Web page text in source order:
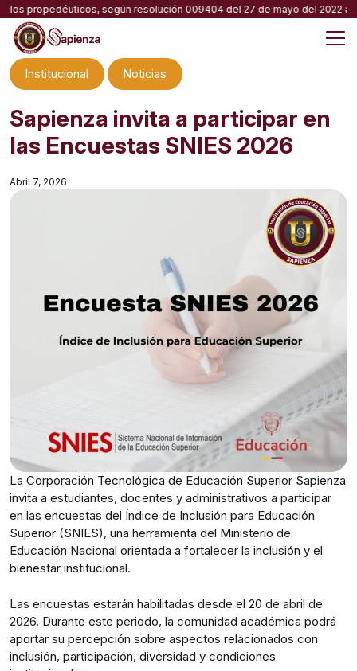
Skip
content
propedéuticos, según resolución 009404 del 27 de mayo del 2022
Institucional Noticias
Sapienza invita a participar en
las Encuestas SNIES 2026
Abril 7, 2026
La Corporación Tecnológica de Educación Superior Sapienza
invita a estudiantes, docentes y administrativos a participar
en las encuestas del Índice de Inclusión para Educación
Superior (SNIES), una herramienta del Ministerio de
Educación Nacional orientada a fortalecer la inclusión y el
bienestar institucional.
Las encuestas estarán habilitadas desde el 20 de abril de
2026. Durante este periodo, la comunidad académica podrá
aportar su percepción sobre aspectos relacionados con
inclusión, participación, diversidad y condiciones